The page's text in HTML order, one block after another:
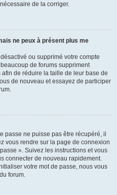
de la corriger.
ne peux à présent plus me
ou supprimé votre compte
de forums suppriment
de réduire la taille de leur base de
de nouveau et essayez de participer
passe ne puisse pas être récupéré, il
vous rendre sur la page de connexion
». Suivez les instructions et vous
connecter de nouveau rapidement.
votre mot de passe, nous vous
forum.